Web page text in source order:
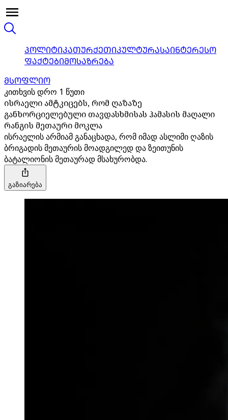
ᲞᲝᲚᲘᲢᲘᲙᲐᲗᲣᲠᲥᲔᲗᲘᲙᲣᲚᲢᲣᲠᲐᲡᲐᲘᲜᲢᲔᲠᲔᲡᲝ
ᲤᲐᲥᲢᲔᲑᲘᲛᲝᲡᲐᲖᲠᲔᲑᲐ
ᲛᲡᲝᲤᲚᲘᲝ
კითხვის დრო 1 წუთი
ისრაელი ამტკიცებს, რომ ღაზაზე
განხორციელებული თავდასხმისას ჰამასის მაღალი
რანგის მეთაური მოკლა
ისრაელის არმიამ განაცხადა, რომ იმად ასლიმი ღაზის
ბრიგადის მეთაურის მოადგილედ და ზეითუნის
ბატალიონის მეთაურად მსახურობდა.
გაზიარება